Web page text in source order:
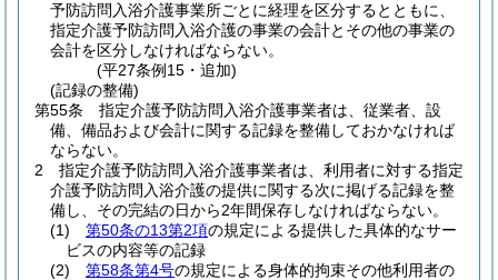
予防訪問入浴介護事業所ごとに経理を区分するとともに、
指定介護予防訪問入浴介護の事業の会計とその他の事業の
会計を区分しなければならない。
(平27条例15・追加)
(記録の整備)
第55条
指定介護予防訪問入浴介護事業者は、従業者、設
備、備品および会計に関する記録を整備しておかなければ
ならない。
2
指定介護予防訪問入浴介護事業者は、利用者に対する指定
介護予防訪問入浴介護の提供に関する次に掲げる記録を整
備し、その完結の日から2年間保存しなければならない。
(1)
第50条の13第2項の規定による提供した具体的なサー
ビスの内容等の記録
(2)
第58条第4号の規定による身体的拘束その他利用者の